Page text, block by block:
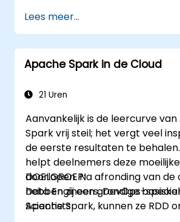
Hadoop MapReduce te
wanneer je het een of het
Apache Spark te
machine learning-tools.
Lees meer...
Apache Spark in de Cloud
21 Uren
Aanvankelijk is de leercurve
Spark vrij steil; het vergt veel
de eerste resultaten te
helpt deelnemers deze
doorlopen. Na afronding van de
hebben zij een grondige
Apache Spark, kunnen ze RDD
DOELGROEP:
Data Engineers, DevOps-
Scientists